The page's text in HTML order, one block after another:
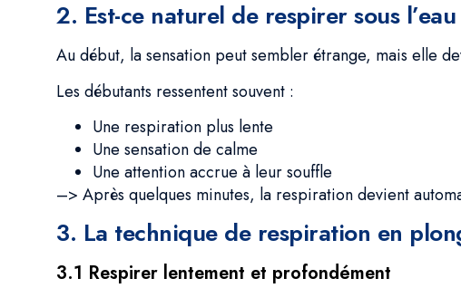
2. Est-ce naturel de respirer sous
Au début, la sensation peut sembler étrange, mais elle
Les débutants ressentent souvent :
Une respiration plus lente
Une sensation de calme
Une attention accrue à leur souffle
–> Après quelques minutes, la respiration devient
3. La technique de respiration en
3.1 Respirer lentement et profondément